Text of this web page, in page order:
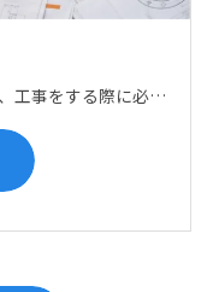
工程進捗管理・写真管理・安全管理や、工事をする際に必要な各種書類作成・届出 (申請) などの現場管理業務をお任せします。遅れている箇所のサポートに入るなど、臨機応変な対応が必要になります。